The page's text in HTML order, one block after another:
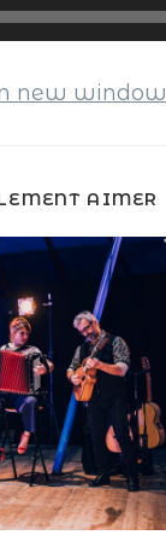
new window
AIMER